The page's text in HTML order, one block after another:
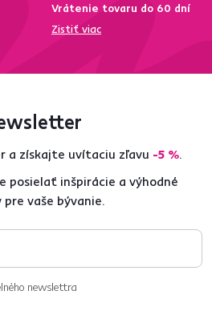
Vrátenie tovaru do 60 dní
Zistiť viac
a získajte uvítaciu zľavu -5 %.
posielať inšpirácie a výhodné
pre vaše bývanie.
newslettra